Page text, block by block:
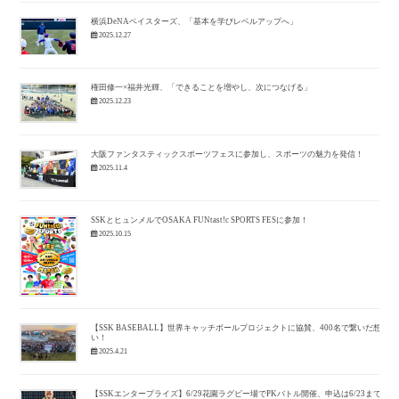
横浜DeNAベイスターズ、「基本を学びレベルアップへ」
2025.12.27
権田修一×福井光輝、「できることを増やし、次につなげる」
2025.12.23
大阪ファンタスティックスポーツフェスに参加し、スポーツの魅力を発信！
2025.11.4
SSKとヒュンメルでOSAKA FUNtast!c SPORTS FESに参加！
2025.10.15
【SSK BASEBALL】世界キャッチボールプロジェクトに協賛、400名で繋いだ想
い！
2025.4.21
【SSKエンタープライズ】6/29花園ラグビー場でPKバトル開催、申込は6/23まで！